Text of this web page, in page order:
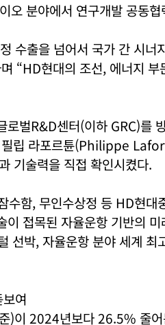
오 분야에서 연구개발 공동
수출을 넘어서 국가 간 시너
“HD현대의 조선, 에너지 부
벌R&D센터(이하 GRC)를
립 라포르튠(Philippe
기술력을 직접 확인시켰다.
수함, 무인수상정 등 HD현대
접목된 자율운항 기반의
선박, 자율운항 분야 세계 최
여
)이 2024년보다 26.5% 줄